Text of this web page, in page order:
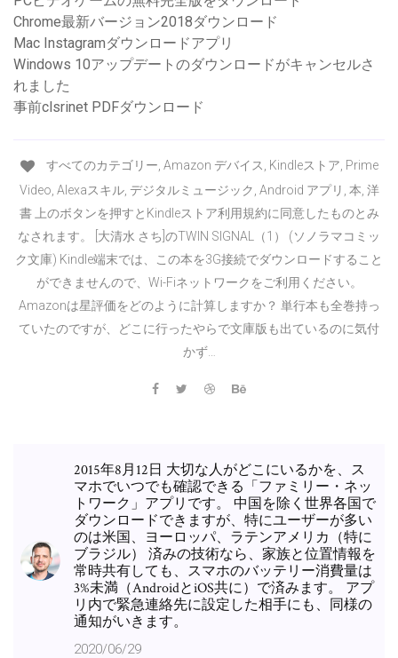
Chrome最新バージョン2018ダウンロード
Mac Instagramダウンロードアプリ
Windows 10アップデートのダウンロードがキャンセルさ
れました
事前clsrinet PDFダウンロード
すべてのカテゴリー, Amazon デバイス, Kindleストア, Prime
Video, Alexaスキル, デジタルミュージック, Android アプリ, 本, 洋
書 上のボタンを押すとKindleストア利用規約に同意したものとみ
なされます。 [大清水 さち]のTWIN SIGNAL（1） (ソノラマコミッ
ク文庫) Kindle端末では、この本を3G接続でダウンロードすること
ができませんので、Wi-Fiネットワークをご利用ください。
Amazonは星評価をどのように計算しますか？ 単行本も全巻持っ
ていたのですが、どこに行ったやらで文庫版も出ているのに気付
かず…
2015年8月12日 大切な人がどこにいるかを、ス
マホでいつでも確認できる「ファミリー・ネッ
トワーク」アプリです。 中国を除く世界各国で
ダウンロードできますが、特にユーザーが多い
のは米国、ヨーロッパ、ラテンアメリカ（特に
ブラジル） 済みの技術なら、家族と位置情報を
常時共有しても、スマホのバッテリー消費量は
3%未満（AndroidとiOS共に）で済みます。 アプ
リ内で緊急連絡先に設定した相手にも、同様の
通知がいきます。
2020/06/29